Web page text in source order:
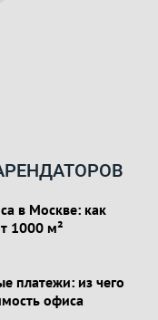
в Москве: как
1000 м²
платежи: из чего
офиса